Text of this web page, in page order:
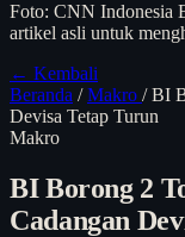
Foto: CNN Indonesia
artikel asli untuk
← Kembali
Beranda / Makro / BI
Devisa Tetap Turun
Makro
BI Borong 2
Cadangan